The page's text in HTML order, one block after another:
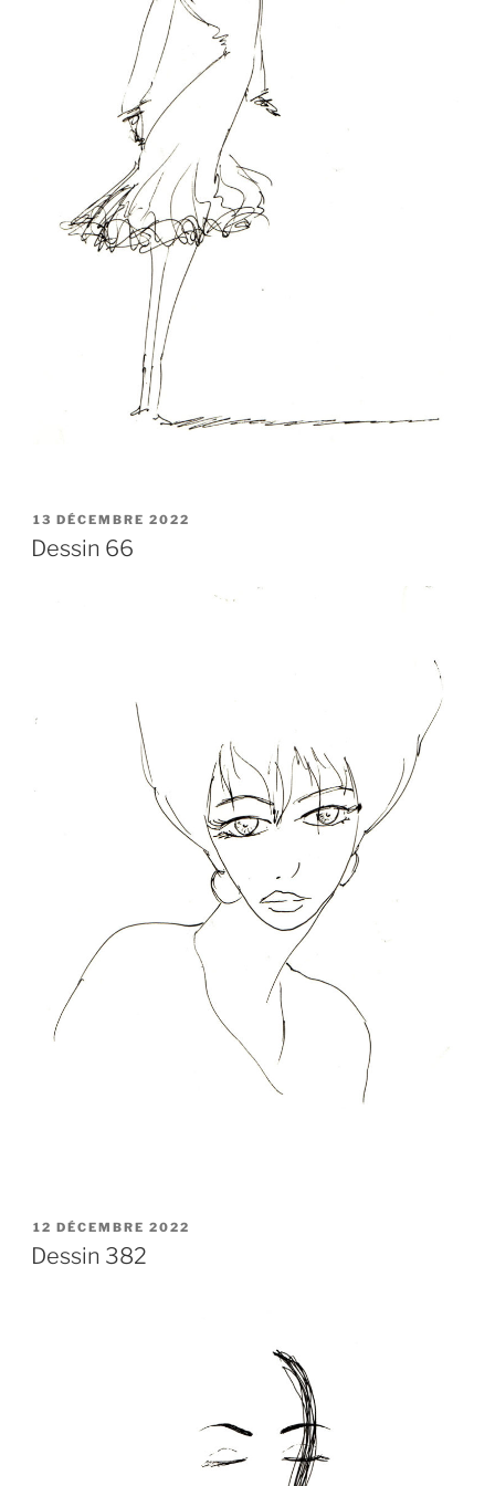
PUBLIÉ
LE
13 DÉCEMBRE 2022
Dessin 66
PUBLIÉ
LE
12 DÉCEMBRE 2022
Dessin 382